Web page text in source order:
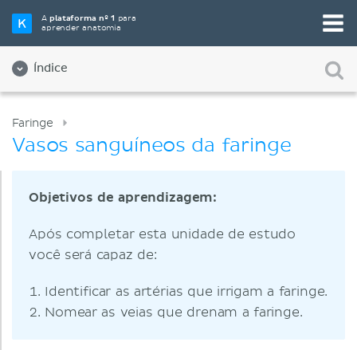
Aplataforma nº 1 para
aprender anatomia
Índice
Faringe
Vasos sanguíneos da faringe
Objetivos de aprendizagem:
Após completar esta unidade de estudo
você será capaz de:
Identificar as artérias que irrigam a faringe.
Nomear as veias que drenam a faringe.